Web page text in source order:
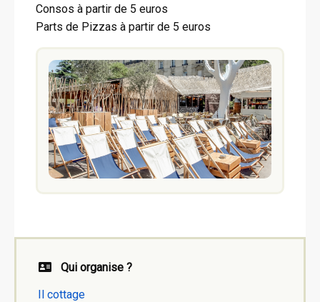
Consos à partir de 5 euros
Parts de Pizzas à partir de 5 euros
Qui organise ?
Il cottage